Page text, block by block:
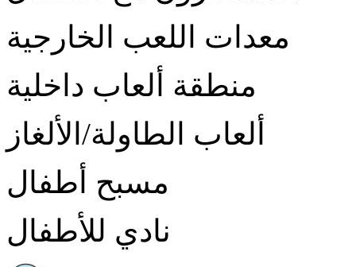
معدات اللعب الخارجية
منطقة ألعاب داخلية
ألعاب الطاولة/الألغاز
مسبح أطفال
نادي للأطفال